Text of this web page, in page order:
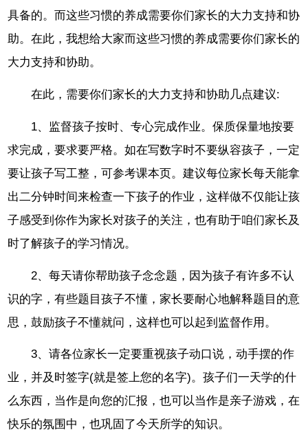
具备的。而这些习惯的养成需要你们家长的大力支持和协
助。在此，我想给大家而这些习惯的养成需要你们家长的
大力支持和协助。
在此，需要你们家长的大力支持和协助几点建议:
1、监督孩子按时、专心完成作业。保质保量地按要
求完成，要求要严格。如在写数字时不要纵容孩子，一定
要让孩子写工整，可参考课本页。建议每位家长每天能拿
出二分钟时间来检查一下孩子的作业，这样做不仅能让孩
子感受到你作为家长对孩子的关注，也有助于咱们家长及
时了解孩子的学习情况。
2、每天请你帮助孩子念念题，因为孩子有许多不认
识的字，有些题目孩子不懂，家长要耐心地解释题目的意
思，鼓励孩子不懂就问，这样也可以起到监督作用。
3、请各位家长一定要重视孩子动口说，动手摆的作
业，并及时签字(就是签上您的名字)。孩子们一天学的什
么东西，当作是向您的汇报，也可以当作是亲子游戏，在
快乐的氛围中，也巩固了今天所学的知识。